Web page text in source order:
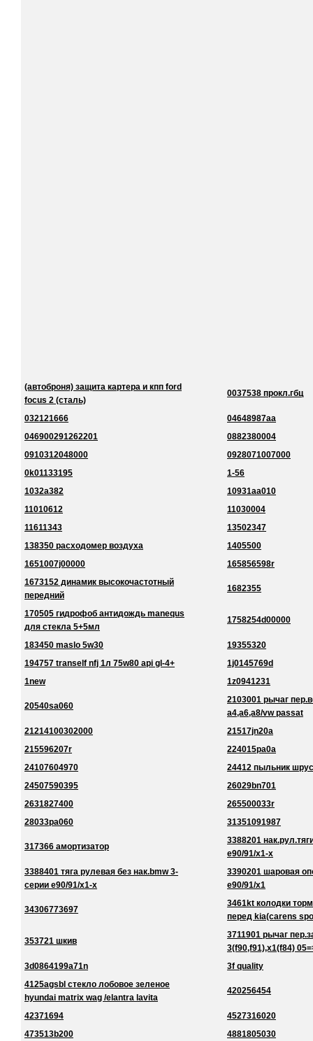
(автоброня) защита картера и кпп ford
focus 2 (сталь)
0037538 прокл.гбц
032121666
04648987aa
046900291262201
0882380004
0910312048000
0928071007000
0k01133195
1-56
1032a382
10931aa010
11010612
11030004
11611343
13502347
138350 расходомер воздуха
1405500
1651007j00000
165856598r
1673152 динамик высокочастотный
передний
1682355
170505 гидрофоб антидождь manequs
для стекла 5+5мл
1758254d00000
183450 maslo 5w30
19355320
194757 tranself nfj 1л 75w80 api gl-4+
1j0145769d
1new
1z0941231
20540sa060
2103001 рычаг
a4,a6,a8/vw passat
21214100302000
21517jn20a
215596207r
224015pa0a
24107604970
24412 пыльник
24507590395
26029bn701
2631827400
265500033r
28033pa060
31351091987
317366 амортизатор
3388201
e90/91/x1-x
3388401 тяга рулевая без нак.bmw 3-
серии e90/91/x1-x
3390201 шаровая
e90/91/x1
34306773697
3461kt колодки
перед kia(carens
353721 шкив
3711901 рычаг
3(f90,f91),x1(f84)
3d0864199a71n
3f quality
4125agsbl стекло лобовое зеленое
hyundai matrix wag /elantra lavita
420256454
42371694
4527316020
473513b200
4881805030